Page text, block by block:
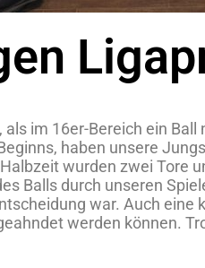
im 16er-Bereich ein
haben unsere
wurden zwei Tore
Balls durch unseren
war. Auch
werden können.